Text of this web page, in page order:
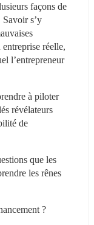
façons de
Savoir s’y
réelle,
l’entrepreneur
à piloter
révélateurs
de
que les
les rênes
?